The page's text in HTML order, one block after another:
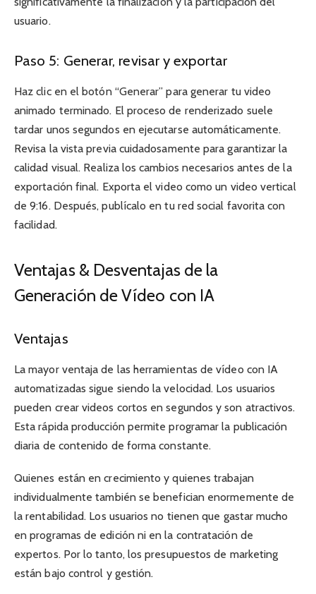
usuario.
Paso 5: Generar, revisar y exportar
Haz clic en el botón “Generar” para generar tu video
animado terminado. El proceso de renderizado suele
tardar unos segundos en ejecutarse automáticamente.
Revisa la vista previa cuidadosamente para garantizar la
calidad visual. Realiza los cambios necesarios antes de la
exportación final. Exporta el video como un video vertical
de 9:16. Después, publícalo en tu red social favorita con
facilidad.
Ventajas & Desventajas de la
Generación de Vídeo con IA
Ventajas
La mayor ventaja de las herramientas de vídeo con IA
automatizadas sigue siendo la velocidad. Los usuarios
pueden crear videos cortos en segundos y son atractivos.
Esta rápida producción permite programar la publicación
diaria de contenido de forma constante.
Quienes están en crecimiento y quienes trabajan
individualmente también se benefician enormemente de
la rentabilidad. Los usuarios no tienen que gastar mucho
en programas de edición ni en la contratación de
expertos. Por lo tanto, los presupuestos de marketing
están bajo control y gestión.